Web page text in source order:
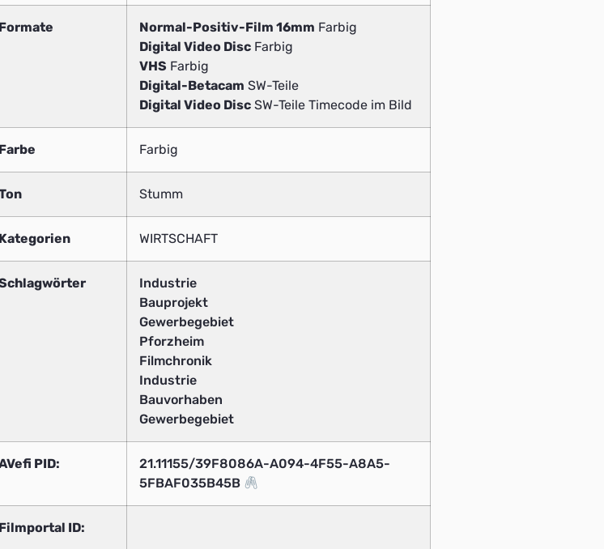
Formate Normal-Positiv-Film 16mm Farbig
Digital Video Disc Farbig
VHS Farbig
Digital-Betacam SW-Teile
Digital Video Disc SW-Teile Timecode im Bild
Farbe Farbig
Stumm
Kategorien WIRTSCHAFT
Industrie
Bauprojekt
Gewerbegebiet
Pforzheim
Filmchronik
Industrie
Bauvorhaben
Gewerbegebiet
PID:
21.11155/39F8086A-A094-4F55-A8A5-
5FBAF035B45B
Filmportal ID: